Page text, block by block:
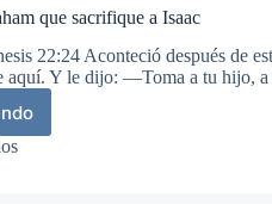
que sacrifique a Isaac
22:24 Aconteció después de
Y le dijo: —Toma a tu hijo, a